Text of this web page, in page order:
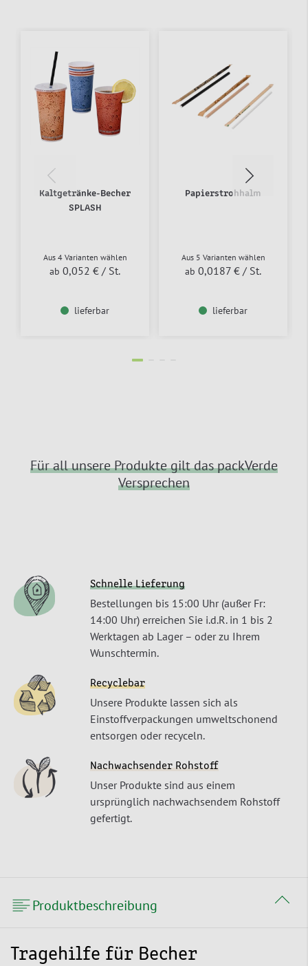
Kaltgetränke-Becher
SPLASH
Aus 4 Varianten wählen
ab 0,052 € / St.
lieferbar
Papierstrohhalm
Aus 5 Varianten wählen
ab 0,0187 € / St.
lieferbar
Für all unsere Produkte gilt das packVerde
Versprechen
Schnelle Lieferung
Bestellungen bis 15:00 Uhr (außer Fr:
14:00 Uhr) erreichen Sie i.d.R. in 1 bis 2
Werktagen ab Lager – oder zu Ihrem
Wunschtermin.
Recyclebar
Unsere Produkte lassen sich als
Einstoffverpackungen umweltschonend
entsorgen oder recyceln.
Nachwachsender Rohstoff
Unser Produkte sind aus einem
ursprünglich nachwachsendem Rohstoff
gefertigt.
Produktbeschreibung
Tragehilfe für Becher